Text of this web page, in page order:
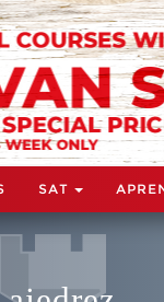
SAT